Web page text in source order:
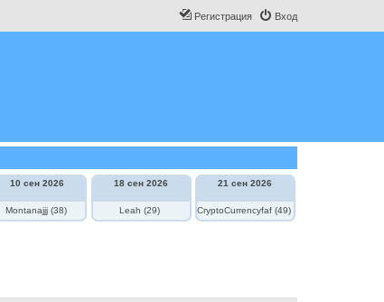
Вход
Регистрация
10 сен 2026
Montanajjj (38)
18 сен 2026
Leah (29)
21 сен 2026
CryptoCurrencyfaf (49)